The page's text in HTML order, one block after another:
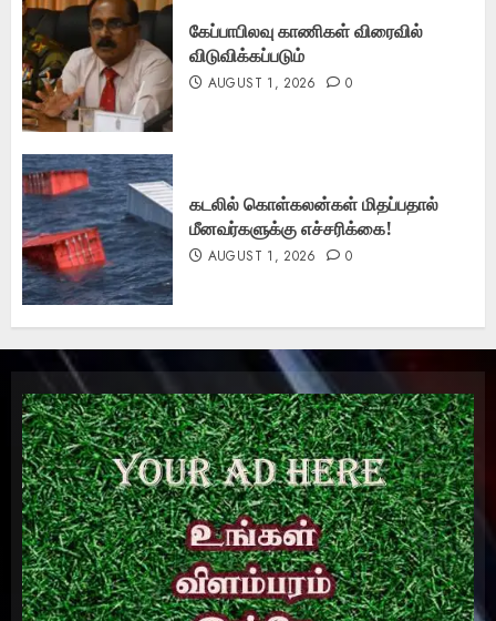
கேப்பாபிலவு காணிகள் விரைவில்
விடுவிக்கப்படும்
AUGUST 1, 2026 0
கடலில் கொள்கலன்கள் மிதப்பதால்
மீனவர்களுக்கு எச்சரிக்கை!
AUGUST 1, 2026 0